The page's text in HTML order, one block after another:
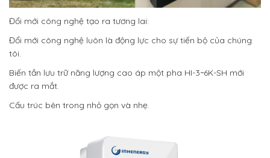
Đổi mới công nghệ tạo ra tương lai:
Đổi mới công nghệ luôn là động lực cho sự tiến bộ của chúng
tôi.
Biến tần lưu trữ năng lượng cao áp một pha HI-3~6K-SH mới
được ra mắt.
Cấu trúc bên trong nhỏ gọn và nhẹ.